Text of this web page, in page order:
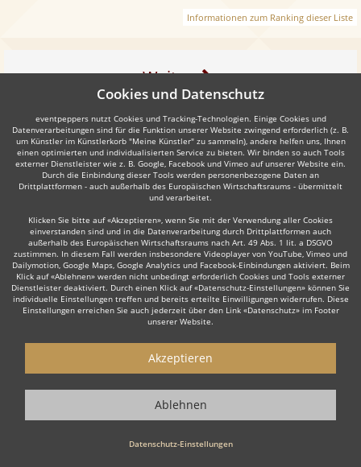
Informationen zum Ranking dieser Liste
Weiter
Auch interessant:
Rock Top 40 Alternative Band Schlager- & Oldies
Starten Sie mit dem Button 'Kostenlos anfragen' eine Anfrage an die für
Sie interessanten Bands - also z. B. bestimmte Tanzbands &
Showbands. Diesen Button finden Sie auf den jeweiligen Künstler-Profil-
Cookies und Datenschutz
eventpeppers nutzt Cookies und Tracking-Technologien. Einige Cookies und
Datenverarbeitungen sind für die Funktion unserer Website zwingend erforderlich (z. B.
um Künstler im Künstlerkorb "Meine Künstler" zu sammeln), andere helfen uns, Ihnen
einen optimierten und individualisierten Service zu bieten. Wir binden so auch Tools
externer Dienstleister wie z. B. Google, Facebook und Vimeo auf unserer Website ein.
Durch die Einbindung dieser Tools werden personenbezogene Daten an
Drittplattformen - auch außerhalb des Europäischen Wirtschaftsraums - übermittelt
und verarbeitet.
Klicken Sie bitte auf «Akzeptieren», wenn Sie mit der Verwendung aller Cookies
einverstanden sind und in die Datenverarbeitung durch Drittplattformen auch
außerhalb des Europäischen Wirtschaftsraums nach Art. 49 Abs. 1 lit. a DSGVO
zustimmen. In diesem Fall werden insbesondere Videoplayer von YouTube, Vimeo und
Dailymotion, Google Maps, Google Analytics und Facebook-Einbindungen aktiviert. Beim
Klick auf «Ablehnen» werden nicht unbedingt erforderlich Cookies und Tools externer
Dienstleister deaktiviert. Durch einen Klick auf «Datenschutz-Einstellungen» können Sie
individuelle Einstellungen treffen und bereits erteilte Einwilligungen widerrufen. Diese
Einstellungen erreichen Sie auch jederzeit über den Link «Datenschutz» im Footer
unserer Website.
Datenschutz-Einstellungen
Akzeptieren
Ablehnen